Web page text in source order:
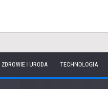
ZDROWIE I URODA TECHNOLOGIA